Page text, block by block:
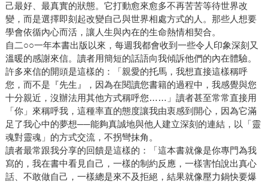
己最好、最真實的狀態。它打動愈來愈多不再苦苦等待世界改
變，而是選擇即刻起改變自己與世界相處方式的人。那些人想要
學會依循內心而活，讓人生與內在的生命熱情相契合。
自二○○一年本書出版以來，每週我都會收到一些令人印象深刻又
溫暖的感謝來信。讀者用簡短的話語向我傾訴他們的內在體驗。
許多來信的開頭是這樣的：「親愛的托馬，我想直接這樣稱呼
您，而不是『先生』，因為在閱讀您書籍的過程中，我感覺與您
十分親近，沒辦法用其他方式稱呼您……」讀者甚至常常直接用
「你」來稱呼我，這種率直的態度讓我由衷感到開心，因為它滿
足了我心中的夢想──能夠真誠地與他人建立深刻的連結，以「靈
魂對靈魂」的方式交流，不拐彎抹角。
讀者最常跟我分享的回饋是這樣的：「這本書就像是你專門為我
寫的，我在書中看見自己，一樣的制約反應，一樣害怕說出真心
話、不敢做自己，一樣總是來不及拒絕，結果就像壓力鍋快要爆